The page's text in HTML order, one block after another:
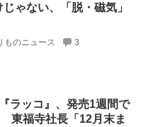
ゃない、「脱・磁気」
ものニュース 3
ラッコ』、発売1週間で
東福寺社長「12月末ま